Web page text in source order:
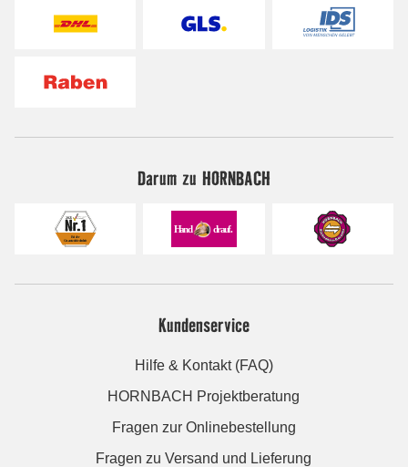
Darum zu HORNBACH
Kundenservice
Hilfe & Kontakt (FAQ)
HORNBACH Projektberatung
Fragen zur Onlinebestellung
Fragen zu Versand und Lieferung